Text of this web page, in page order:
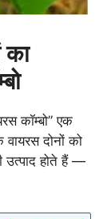
का
कॉम्बो” एक
दोनों को
उत्पाद होते हैं —